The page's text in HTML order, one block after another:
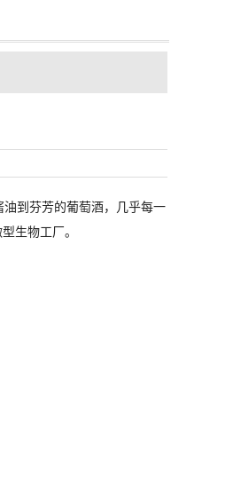
到芬芳的葡萄酒，几乎每一
生物工厂。